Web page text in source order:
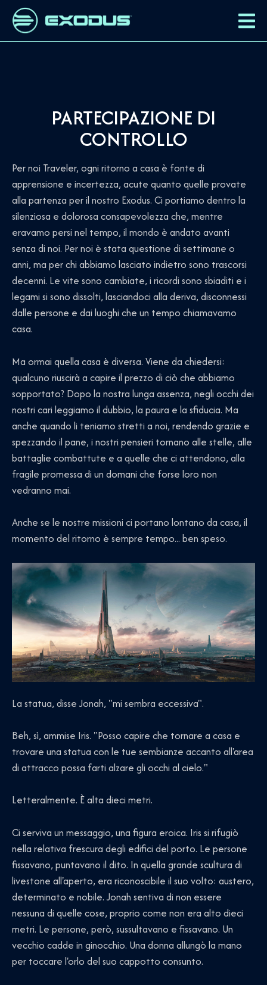
PARTECIPAZIONE DI
CONTROLLO
Per noi Traveler, ogni ritorno a casa è fonte di
apprensione e incertezza, acute quanto quelle provate
alla partenza per il nostro Exodus. Ci portiamo dentro la
silenziosa e dolorosa consapevolezza che, mentre
eravamo persi nel tempo, il mondo è andato avanti
senza di noi. Per noi è stata questione di settimane o
anni, ma per chi abbiamo lasciato indietro sono trascorsi
decenni. Le vite sono cambiate, i ricordi sono sbiaditi e i
legami si sono dissolti, lasciandoci alla deriva, disconnessi
dalle persone e dai luoghi che un tempo chiamavamo
casa.
Ma ormai quella casa è diversa. Viene da chiedersi:
qualcuno riuscirà a capire il prezzo di ciò che abbiamo
sopportato? Dopo la nostra lunga assenza, negli occhi dei
nostri cari leggiamo il dubbio, la paura e la sfiducia. Ma
anche quando li teniamo stretti a noi, rendendo grazie e
spezzando il pane, i nostri pensieri tornano alle stelle, alle
battaglie combattute e a quelle che ci attendono, alla
fragile promessa di un domani che forse loro non
vedranno mai.
Anche se le nostre missioni ci portano lontano da casa, il
momento del ritorno è sempre tempo... ben speso.
La statua, disse Jonah, "mi sembra eccessiva".
Beh, sì, ammise Iris. "Posso capire che tornare a casa e
trovare una statua con le tue sembianze accanto all'area
di attracco possa farti alzare gli occhi al cielo."
Letteralmente. È alta dieci metri.
Ci serviva un messaggio, una figura eroica. Iris si rifugiò
nella relativa frescura degli edifici del porto. Le persone
fissavano, puntavano il dito. In quella grande scultura di
livestone all'aperto, era riconoscibile il suo volto: austero,
determinato e nobile. Jonah sentiva di non essere
nessuna di quelle cose, proprio come non era alto dieci
metri. Le persone, però, sussultavano e fissavano. Un
vecchio cadde in ginocchio. Una donna allungò la mano
per toccare l'orlo del suo cappotto consunto.